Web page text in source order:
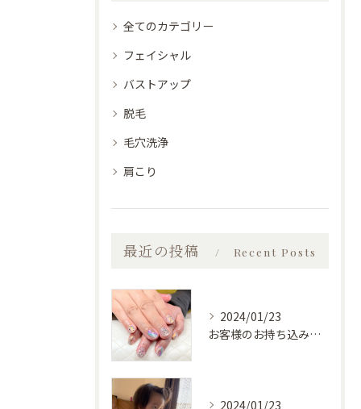
全てのカテゴリー
フェイシャル
バストアップ
脱毛
毛穴洗浄
肩こり
最近の投稿 Recent Posts
2024/01/23
お客様のお持ち込みデザイン
2024/01/23